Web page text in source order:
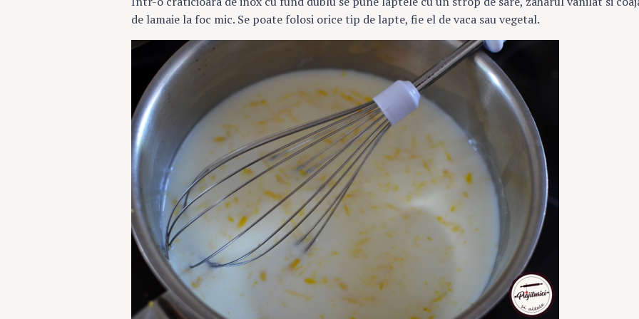
de lamaie la foc mic. Se poate folosi orice tip de lapte, fie el de vaca sau vegetal.